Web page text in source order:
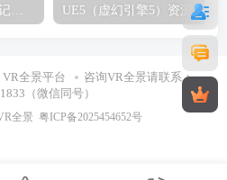
UE5（虚幻引擎5）学习笔记：碰撞知识要点
VR全景平台
咨询VR全景请联系：
（微信同号）
全景 粤ICP备2025454652号